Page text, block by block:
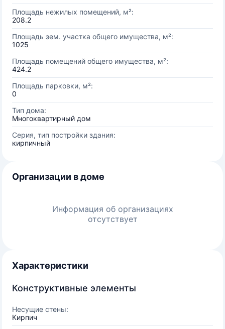
Площадь нежилых помещений, м²:
208.2
Площадь зем. участка общего имущества, м²:
1025
Площадь помещений общего имущества, м²:
424.2
Площадь парковки, м²:
0
Тип дома:
Многоквартирный дом
Серия, тип постройки здания:
кирпичный
Организации в доме
Информация об организациях
отсутствует
Характеристики
Конструктивные элементы
Несущие стены:
Кирпич